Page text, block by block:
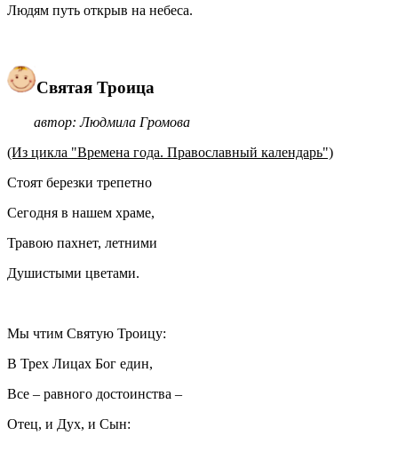
Людям путь открыв на небеса.
Святая Троица
автор: Людмила Громова
(Из цикла "Времена года. Православный календарь")
Стоят березки трепетно
Сегодня в нашем храме,
Травою пахнет, летними
Душистыми цветами.
Мы чтим Святую Троицу:
В Трех Лицах Бог един,
Все – равного достоинства –
Отец, и Дух, и Сын: